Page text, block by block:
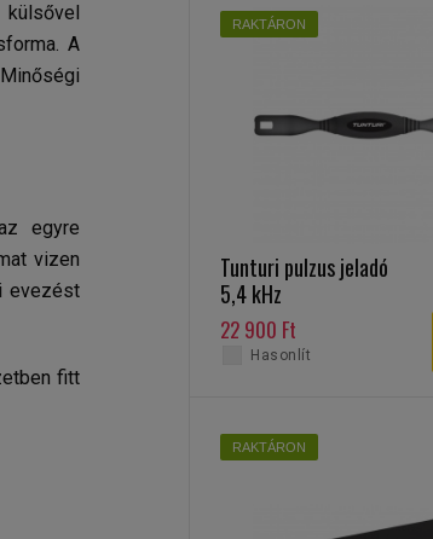
A
egyre
vizen
evezést
fitt
RAKTÁRON
Tunturi pulzus jeladó
5,4 kHz
22 900 Ft
Hasonlít
RAKTÁRON